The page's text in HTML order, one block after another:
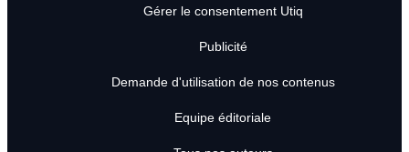
Gérer le consentement Utiq
Publicité
Demande d'utilisation de nos contenus
Equipe éditoriale